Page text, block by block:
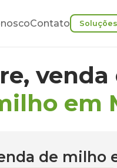
Contato
em
de milho